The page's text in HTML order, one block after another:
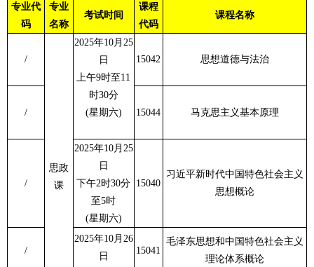
专业代
码
专业
名称
考试时间
课程
代码
课程名称
/
思政
课
2025年10月25
日
上午9时至11
时30分
(星期六)
15042 思想道德与法治
/ 15044 马克思主义基本原理
/
2025年10月25
日
下午2时30分
至5时
(星期六)
15040
习近平新时代中国特色社会主义
思想概论
/
2025年10月26
日
15041
毛泽东思想和中国特色社会主义
理论体系概论